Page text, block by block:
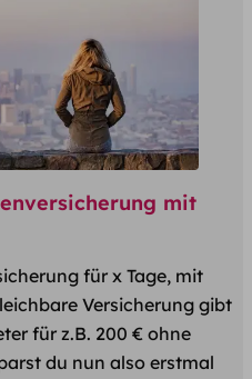
mit
für x Tage, mit
Versicherung gibt
für z.B. 200 € ohne
du nun also erstmal